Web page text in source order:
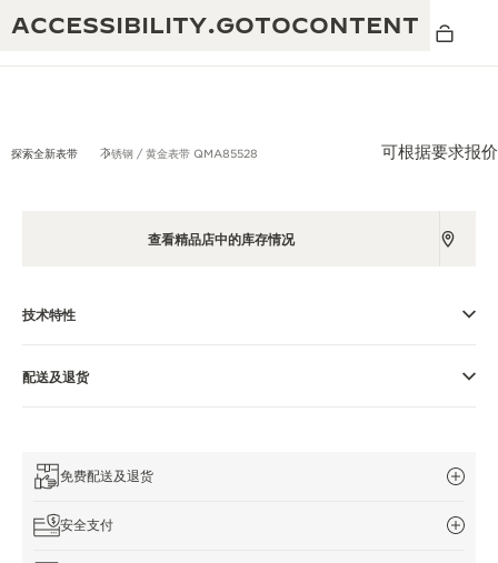
ACCESSIBILITY.GOTOCONTENT
览
THE SOUND MAKER声音之艺主题展
180多项精湛技艺
探索全新表带 不锈钢 / 黄金表带 QMA85528 可根据要求报价
查看精品店中的库存情况
技术特性
配送及退货
免费配送及退货
安全支付